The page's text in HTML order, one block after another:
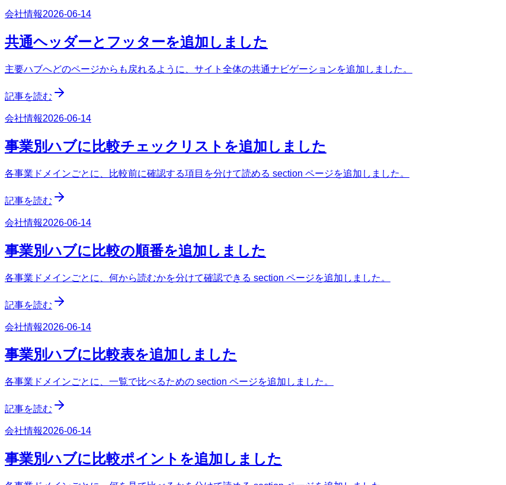
会社情報2026-06-14
共通ヘッダーとフッターを追加しました
主要ハブへどのページからも戻れるように、サイト全体の共通ナビゲーションを追加しました。
記事を読む
会社情報2026-06-14
事業別ハブに比較チェックリストを追加しました
各事業ドメインごとに、比較前に確認する項目を分けて読める section ページを追加しました。
記事を読む
会社情報2026-06-14
事業別ハブに比較の順番を追加しました
各事業ドメインごとに、何から読むかを分けて確認できる section ページを追加しました。
記事を読む
会社情報2026-06-14
事業別ハブに比較表を追加しました
各事業ドメインごとに、一覧で比べるための section ページを追加しました。
記事を読む
会社情報2026-06-14
事業別ハブに比較ポイントを追加しました